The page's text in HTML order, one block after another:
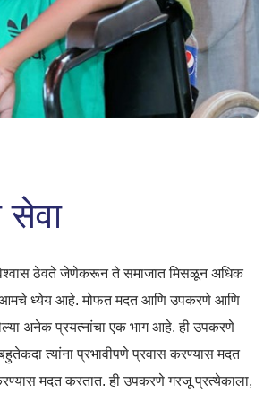
ठेवते जेणेकरून ते समाजात मिसळून अधिक
आमचे ध्येय आहे. मोफत मदत आणि उपकरणे आणि
अनेक प्रयत्नांचा एक भाग आहे. ही उपकरणे
त्यांना प्रभावीपणे प्रवास करण्यास मदत
मदत करतात. ही उपकरणे गरजू प्रत्येकाला,